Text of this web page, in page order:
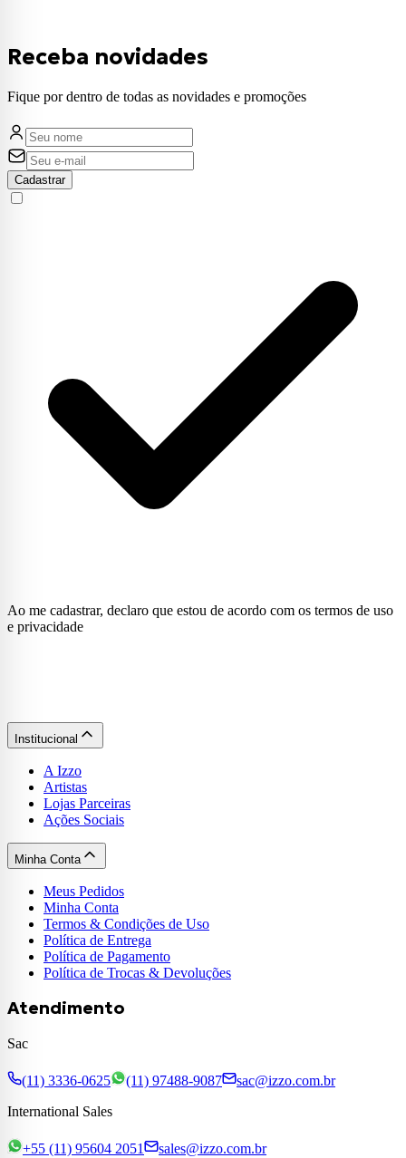
Receba novidades
Fique por dentro de todas as novidades e promoções
Cadastrar
Ao me cadastrar, declaro que estou de acordo com os termos de uso
e privacidade
Institucional
A Izzo
Artistas
Lojas Parceiras
Ações Sociais
Minha Conta
Meus Pedidos
Minha Conta
Termos & Condições de Uso
Política de Entrega
Política de Pagamento
Política de Trocas & Devoluções
Atendimento
Sac
(11) 3336-0625 (11) 97488-9087
sac@izzo.com.br
International Sales
+55 (11) 95604 2051
sales@izzo.com.br